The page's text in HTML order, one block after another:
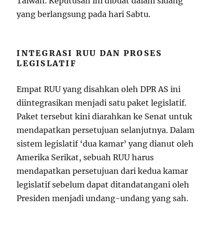
yang berlangsung pada hari Sabtu.
INTEGRASI RUU DAN PROSES
LEGISLATIF
Empat RUU yang disahkan oleh DPR AS ini
diintegrasikan menjadi satu paket legislatif.
Paket tersebut kini diarahkan ke Senat untuk
mendapatkan persetujuan selanjutnya. Dalam
sistem legislatif ‘dua kamar’ yang dianut oleh
Amerika Serikat, sebuah RUU harus
mendapatkan persetujuan dari kedua kamar
legislatif sebelum dapat ditandatangani oleh
Presiden menjadi undang-undang yang sah.